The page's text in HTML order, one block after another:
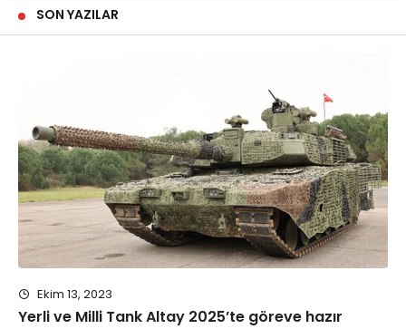
SON YAZILAR
Ekim 13, 2023
Yerli ve Milli Tank Altay 2025’te göreve hazır